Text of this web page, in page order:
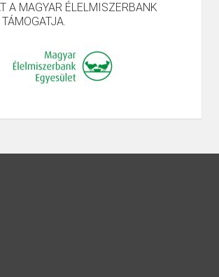
A MAGYAR ÉLELMISZERBANK